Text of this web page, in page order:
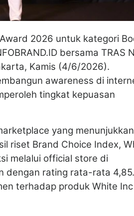
2026 untuk kategori
bersama TRAS
Kamis (4/6/2026).
awareness di
tingkat kepuasan
yang menunjukkan
riset Brand Choice Index,
melalui official store di
dengan rating rata-rata 4,85.
terhadap produk White